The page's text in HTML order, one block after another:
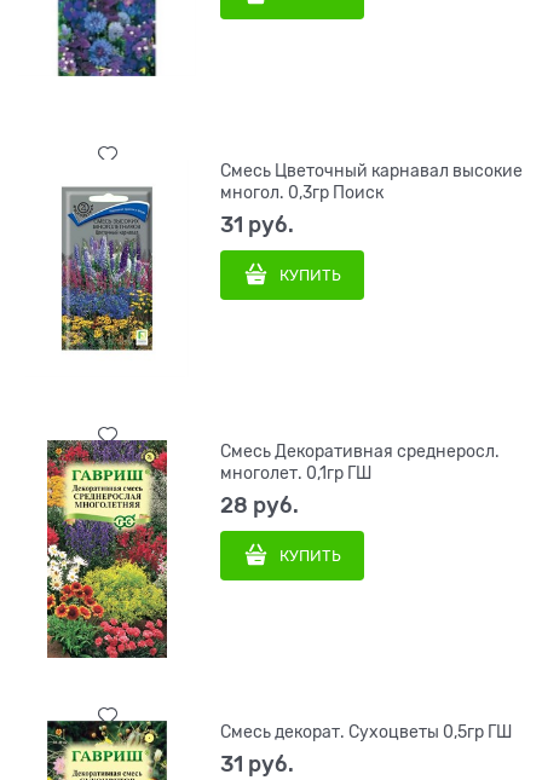
Смесь Цветочный карнавал высокие
многол. 0,3гр Поиск
31 руб.
КУПИТЬ
Смесь Декоративная среднеросл.
многолет. 0,1гр ГШ
28 руб.
КУПИТЬ
Смесь декорат. Сухоцветы 0,5гр ГШ
31 руб.